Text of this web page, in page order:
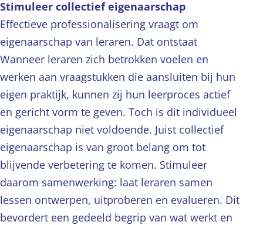
Stimuleer collectief eigenaarschap
Effectieve professionalisering vraagt om
eigenaarschap van leraren. Dat ontstaat
Wanneer leraren zich betrokken voelen en
werken aan vraagstukken die aansluiten bij hun
eigen praktijk, kunnen zij hun leerproces actief
en gericht vorm te geven. Toch is dit individueel
eigenaarschap niet voldoende. Juist collectief
eigenaarschap is van groot belang om tot
blijvende verbetering te komen. Stimuleer
daarom samenwerking: laat leraren samen
lessen ontwerpen, uitproberen en evalueren. Dit
bevordert een gedeeld begrip van wat werkt en